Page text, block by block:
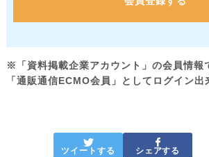
※「資料掲載企業アカウント」の会員情報
「通販通信ECMO会員」としてログイン出
ツイートする シェアする